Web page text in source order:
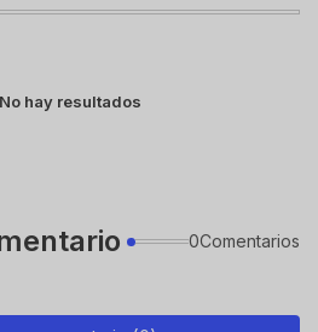
No hay resultados
0Comentarios